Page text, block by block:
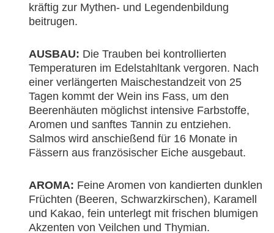
kräftig zur Mythen- und Legendenbildung
beitrugen.
AUSBAU: Die Trauben bei kontrollierten
Temperaturen im Edelstahltank vergoren. Nach
einer verlängerten Maischestandzeit von 25
Tagen kommt der Wein ins Fass, um den
Beerenhäuten möglichst intensive Farbstoffe,
Aromen und sanftes Tannin zu entziehen.
Salmos wird anschießend für 16 Monate in
Fässern aus französischer Eiche ausgebaut.
AROMA: Feine Aromen von kandierten dunklen
Früchten (Beeren, Schwarzkirschen), Karamell
und Kakao, fein unterlegt mit frischen blumigen
Akzenten von Veilchen und Thymian.